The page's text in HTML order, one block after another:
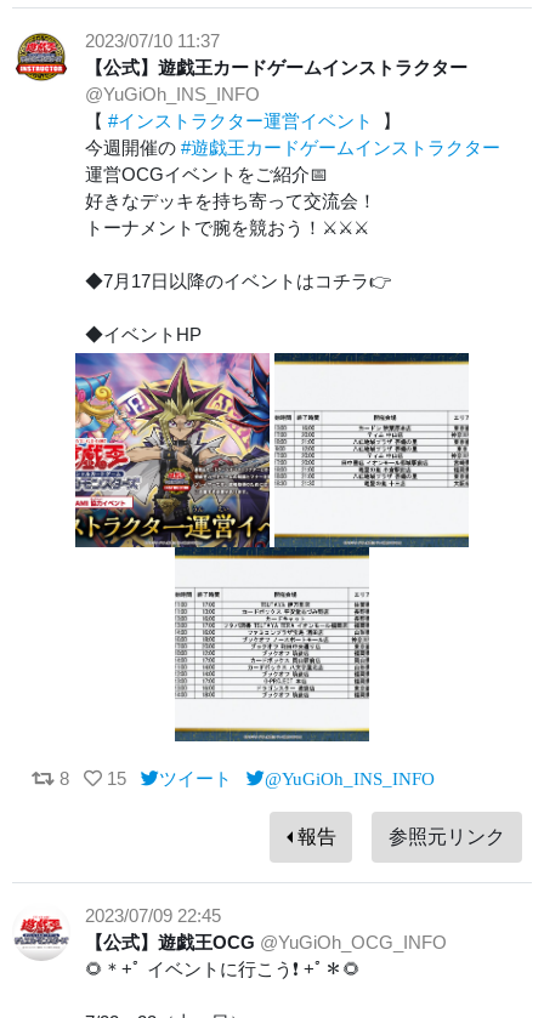
2023/07/10 11:37
【公式】遊戯王カードゲームインストラクター
@YuGiOh_INS_INFO
【 #インストラクター運営イベント
】
今週開催の #遊戯王カードゲームインストラクター
運営OCGイベントをご紹介📅
好きなデッキを持ち寄って交流会！
トーナメントで腕を競おう！⚔⚔⚔
◆7月17日以降のイベントはコチラ👉
◆イベントHP
8 15 ツイート @YuGiOh_INS_INFO
報告 参照元リンク
2023/07/09 22:45
【公式】遊戯王OCG @YuGiOh_OCG_INFO
🌻＊+ﾟ イベントに行こう❗️ +ﾟ＊🌻